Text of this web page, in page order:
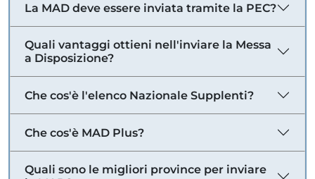
La MAD deve essere inviata tramite la PEC?
Quali vantaggi ottieni nell'inviare la Messa
a Disposizione?
Che cos'è l'elenco Nazionale Supplenti?
Che cos'è MAD Plus?
Quali sono le migliori province per inviare